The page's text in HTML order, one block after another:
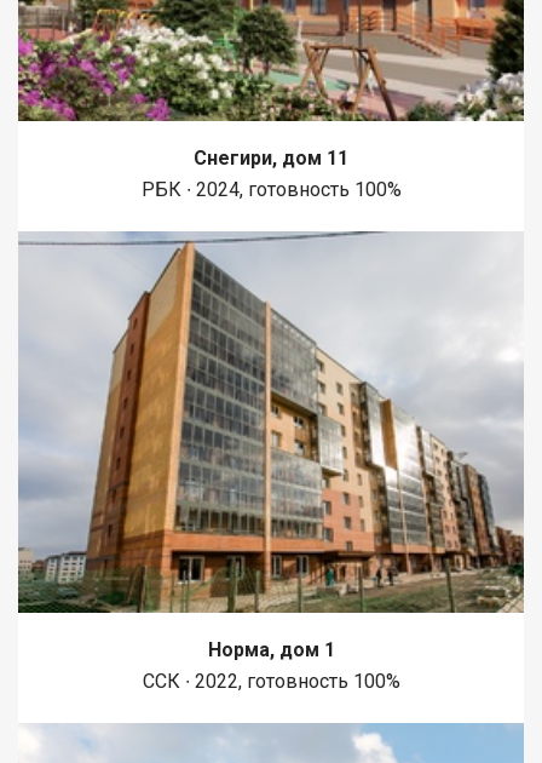
Снегири, дом 11
РБК ∙ 2024, готовность 100%
Норма, дом 1
ССК ∙ 2022, готовность 100%